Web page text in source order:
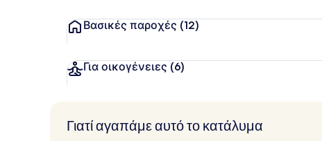
Βασικές παροχές (12)
Για οικογένειες (6)
Γιατί αγαπάμε αυτό το κατάλυμα